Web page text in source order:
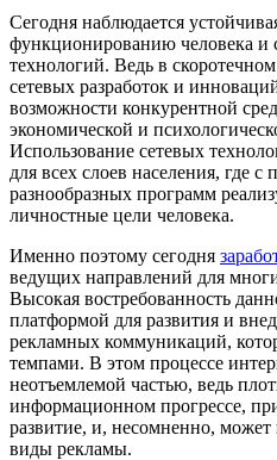
Сегодня наблюдается
функционированию человека
технологий. Ведь в
сетевых разработок и
возможности конкурентной
экономической и
Использование сетевых
для всех слоев населения, где
разнообразных программ
личностные цели человека.
Именно поэтому сегодня
ведущих направлений для
Высокая востребованность
платформой для развития и
рекламных коммуникаций,
темпами. В этом процессе
неотъемлемой частью, ведь
информационном прогрессе,
развитие, и, несомненно,
виды рекламы.